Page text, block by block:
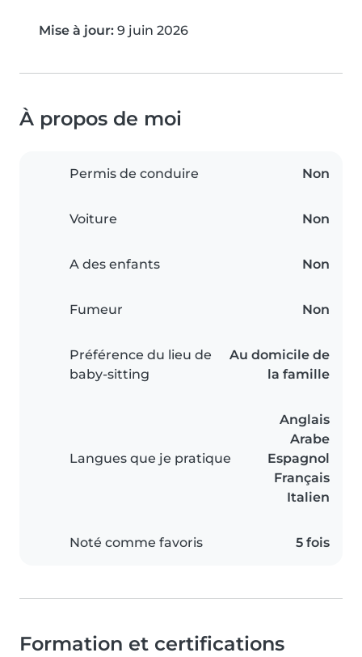
Mise à jour: 9 juin 2026
À propos de moi
Permis de conduire Non
Voiture Non
A des enfants Non
Fumeur Non
Préférence du lieu de
baby-sitting
Au domicile de
la famille
Langues que je pratique
Anglais
Arabe
Espagnol
Français
Italien
Noté comme favoris 5 fois
Formation et certifications